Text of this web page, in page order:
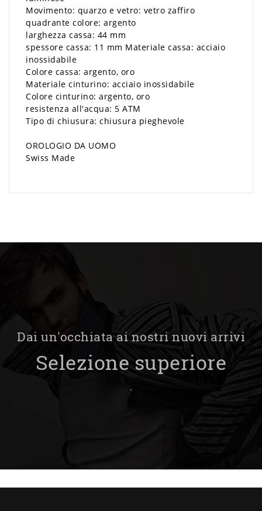
Movimento: quarzo e vetro: vetro zaffiro
quadrante colore: argento
larghezza cassa: 44 mm
spessore cassa: 11 mm Materiale cassa: acciaio
inossidabile
Colore cassa: argento, oro
Materiale cinturino: acciaio inossidabile
Colore cinturino: argento, oro
resistenza all'acqua: 5 ATM
Tipo di chiusura: chiusura pieghevole
OROLOGIO DA UOMO
Swiss Made
Dai un'occhiata ai nostri nuovi arrivi
Selezione superiore
.